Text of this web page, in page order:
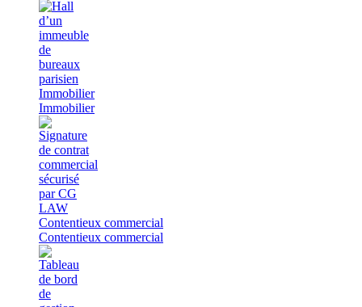
Immobilier
Immobilier
Contentieux commercial
Contentieux commercial